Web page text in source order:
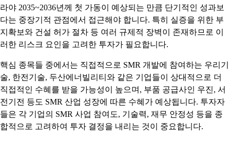
라야 2035~2036년께 첫 가동이 예상되는 만큼 단기적인 성과보
다는 중장기적 관점에서 접근해야 합니다. 특히 실증을 위한 부
지확보와 건설 허가 절차 등 여러 규제적 장벽이 존재하므로 이
러한 리스크 요인을 고려한 투자가 필요합니다.
핵심 종목들 중에서는 직접적으로 SMR 개발에 참여하는 우리기
술, 한전기술, 두산에너빌리티와 같은 기업들이 상대적으로 더
직접적인 수혜를 받을 가능성이 높으며, 부품 공급사인 우진, 서
전기전 등도 SMR 산업 성장에 따른 수혜가 예상됩니다. 투자자
들은 각 기업의 SMR 사업 참여도, 기술력, 재무 안정성 등을 종
합적으로 고려하여 투자 결정을 내리는 것이 중요합니다.